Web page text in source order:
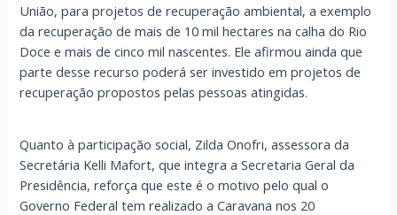
União, para projetos de recuperação ambiental, a exemplo
da recuperação de mais de 10 mil hectares na calha do Rio
Doce e mais de cinco mil nascentes. Ele afirmou ainda que
parte desse recurso poderá ser investido em projetos de
recuperação propostos pelas pessoas atingidas.
Quanto à participação social, Zilda Onofri, assessora da
Secretária Kelli Mafort, que integra a Secretaria Geral da
Presidência, reforça que este é o motivo pelo qual o
Governo Federal tem realizado a Caravana nos 20